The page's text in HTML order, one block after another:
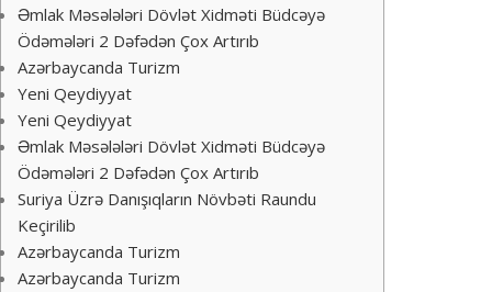
Əmlak Məsələləri Dövlət Xidməti Büdcəyə
Ödəmələri 2 Dəfədən Çox Artırıb
Azərbaycanda Turizm
Yeni Qeydiyyat
Yeni Qeydiyyat
Əmlak Məsələləri Dövlət Xidməti Büdcəyə
Ödəmələri 2 Dəfədən Çox Artırıb
Suriya Üzrə Danışıqların Növbəti Raundu
Keçirilib
Azərbaycanda Turizm
Azərbaycanda Turizm